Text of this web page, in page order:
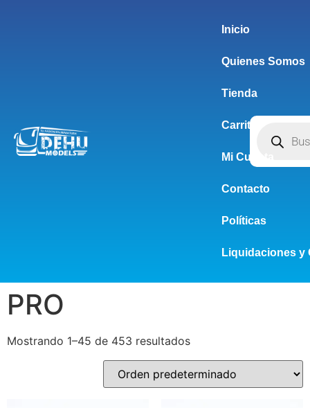
Inicio
Quienes Somos
Tienda
Carrito
Mi Cuenta
Contacto
Políticas
Liquidaciones y
PRO
Mostrando 1–45 de 453 resultados